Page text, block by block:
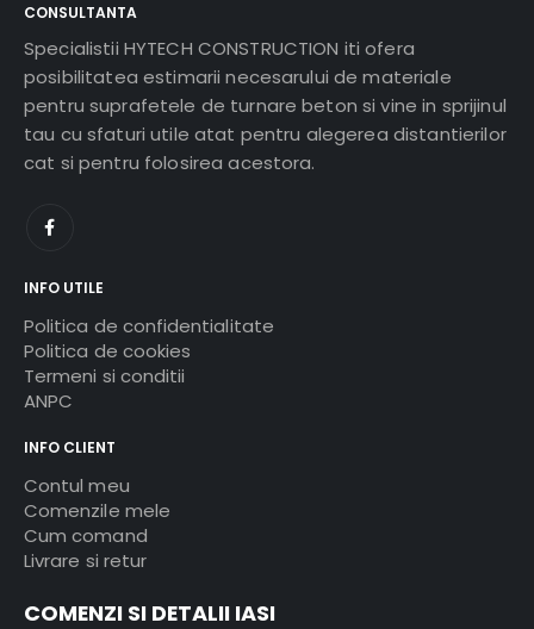
CONSULTANTA
Specialistii HYTECH CONSTRUCTION iti ofera
posibilitatea estimarii necesarului de materiale
pentru suprafetele de turnare beton si vine in sprijinul
tau cu sfaturi utile atat pentru alegerea distantierilor
cat si pentru folosirea acestora.
INFO UTILE
Politica de confidentialitate
Politica de cookies
Termeni si conditii
ANPC
INFO CLIENT
Contul meu
Comenzile mele
Cum comand
Livrare si retur
COMENZI SI DETALII IASI